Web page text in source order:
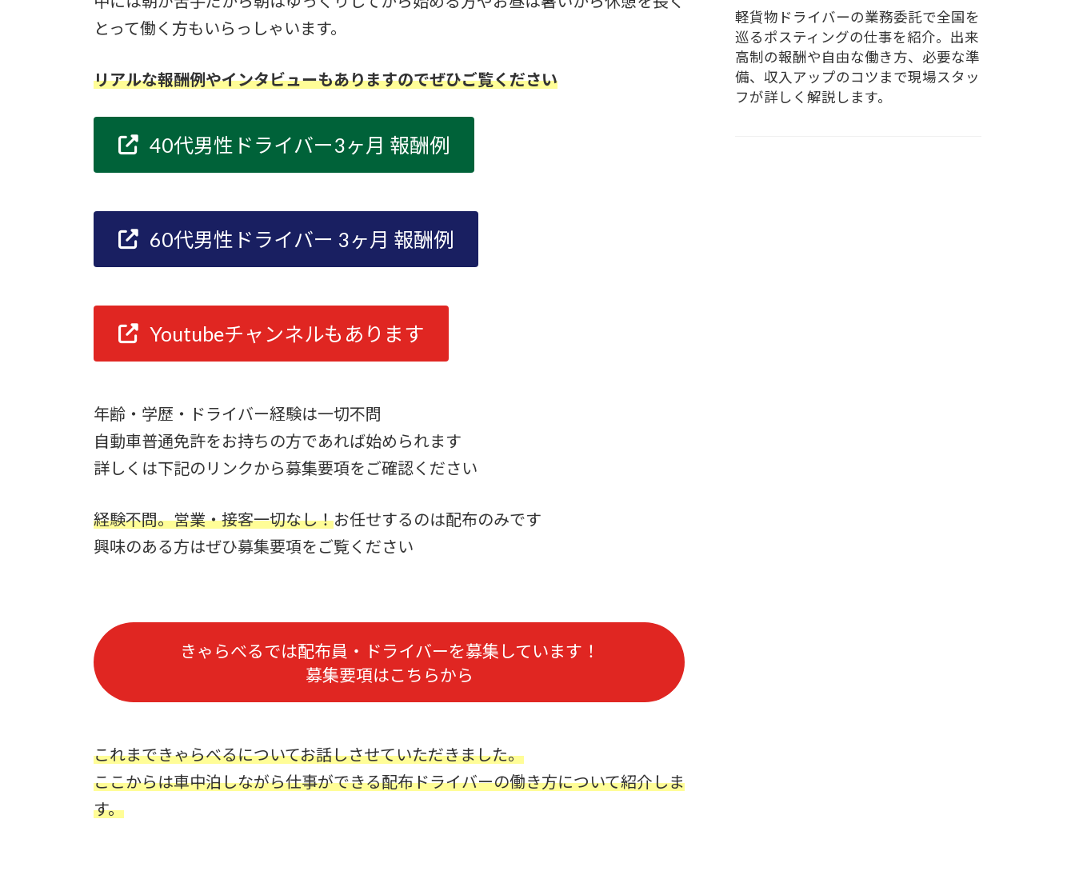
とって働く方もいらっしゃいます。
リアルな報酬例やインタビューもありますのでぜひご覧ください
40代男性ドライバー3ヶ月 報酬例
60代男性ドライバー 3ヶ月 報酬例
Youtubeチャンネルもあります
年齢・学歴・ドライバー経験は一切不問
自動車普通免許をお持ちの方であれば始められます
詳しくは下記のリンクから募集要項をご確認ください
経験不問。営業・接客一切なし！お任せするのは配布のみです
興味のある方はぜひ募集要項をご覧ください
きゃらべるでは配布員・ ドライバーを募集しています！
募集要項はこちらから
これまできゃらべるについてお話しさせていただきました。
ここからは車中泊しながら仕事ができる配布ドライバーの働き方について紹介しま
す。
軽貨物ドライバーの業務委託で全国を
巡るポスティングの仕事を紹介。出来
高制の報酬や自由な働き方、必要な準
備、収入アップのコツまで現場スタッ
フが詳しく解説します。